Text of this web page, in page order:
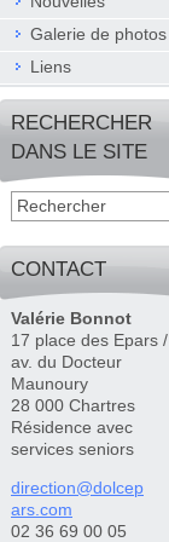
Galerie de photos
Liens
RECHERCHER
DANS LE SITE
CONTACT
Valérie Bonnot
17 place des Epars
av. du Docteur
Maunoury
28 000 Chartres
Résidence avec
services seniors
direction@dolcep
ars.com
02 36 69 00 05